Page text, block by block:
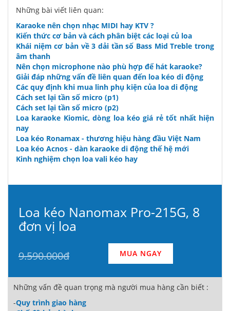
Những bài viết liên quan:
Karaoke nên chọn nhạc MIDI hay KTV ?
Kiến thức cơ bản và cách phân biệt các loại củ loa
Khái niệm cơ bản về 3 dải tần số Bass Mid Treble trong
âm thanh
Nên chọn microphone nào phù hợp để hát karaoke?
Giải đáp những vấn đề liên quan đến loa kéo di động
Các quy định khi mua linh phụ kiện của loa di động
Cách set lại tần số micro (p1)
Cách set lại tần số micro (p2)
Loa karaoke Kiomic, dòng loa kéo giá rẻ tốt nhất hiện
nay
Loa kéo Ronamax - thương hiệu hàng đầu Việt Nam
Loa kéo Acnos - dàn karaoke di động thế hệ mới
Kinh nghiệm chọn loa vali kéo hay
Loa kéo Nanomax Pro-215G, 8
đơn vị loa
9.590.000đ MUA NGAY
Những vấn đề quan trọng mà người mua hàng cần biết :
-Quy trình giao hàng